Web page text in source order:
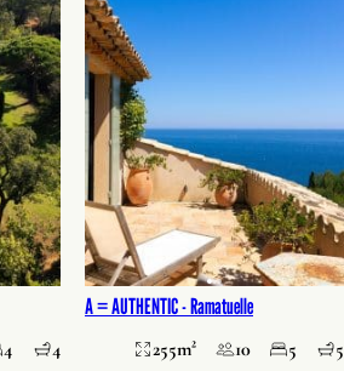
4 4
A = AUTHENTIC -Ramatuelle
255m² 10 5 5